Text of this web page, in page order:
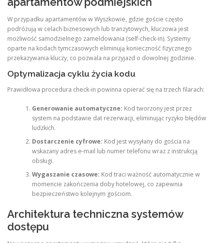
W przypadku apartamentów w Wyszkowie, gdzie goście często
podróżują w celach biznesowych lub tranzytowych, kluczowa jest
możliwość samodzielnego zameldowania (self-check-in). Systemy
oparte na kodach tymczasowych eliminują konieczność fizycznego
przekazywania kluczy, co pozwala na przyjazd o dowolnej godzinie.
Optymalizacja cyklu życia kodu
Prawidłowa procedura check-in powinna opierać się na trzech filarach:
Generowanie automatyczne: Kod tworzony jest przez
system na podstawie dat rezerwacji, eliminując ryzyko błędów
ludzkich.
Dostarczenie cyfrowe: Kod jest wysyłany do gościa na
wskazany adres e-mail lub numer telefonu wraz z instrukcją
obsługi.
Wygaszanie czasowe: Kod traci ważność automatycznie w
momencie zakończenia doby hotelowej, co zapewnia
bezpieczeństwo kolejnym gościom.
Architektura techniczna systemów
dostępu